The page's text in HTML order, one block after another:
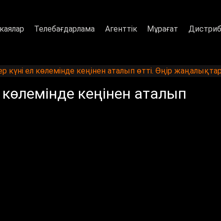
Телебағдарлама Агенттік Мұрағат
күні ел көлемінде кеңінен аталып өтті. Өңір
кеңінен аталып